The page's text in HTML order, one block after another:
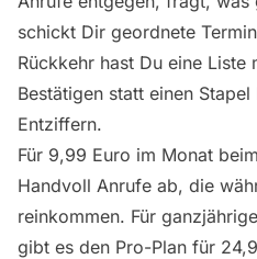
schickt Dir geordnete
Rückkehr hast Du eine Liste
Bestätigen statt einen
Entziffern.
Für 9,99 Euro im Monat
Handvoll Anrufe ab, die
reinkommen. Für
gibt es den Pro-Plan für